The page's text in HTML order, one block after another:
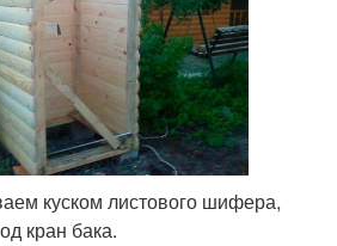
куском листового шифера,
кран бака.